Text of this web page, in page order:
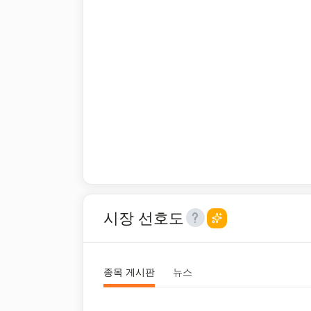
시장 선호도
종목 게시판 뉴스